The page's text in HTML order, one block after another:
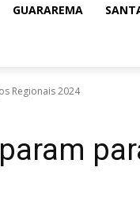
GUARAREMA
Regionais 2024